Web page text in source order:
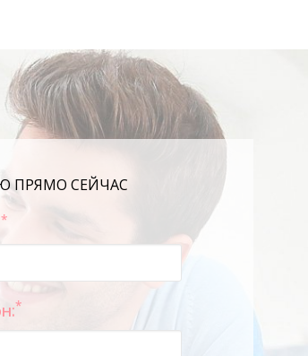
ПРЯМО СЕЙЧАС
*
*